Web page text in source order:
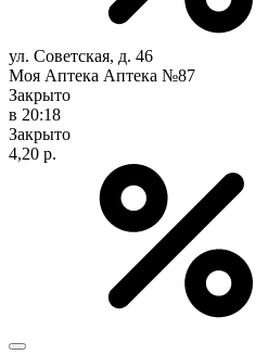
ул. Советская, д. 46
Моя Аптека Аптека №87
Закрыто
в 20:18
Закрыто
4,20 р.